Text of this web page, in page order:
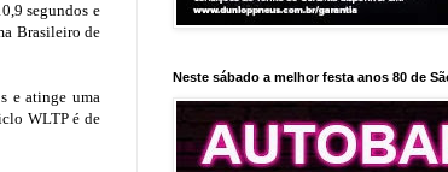
segundos e
Brasileiro de
e atinge uma
WLTP é de
Neste sábado a melhor festa anos 80 de